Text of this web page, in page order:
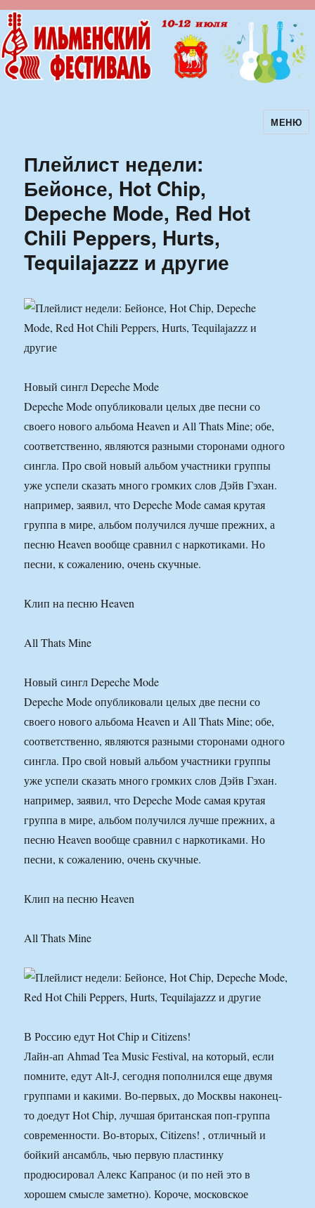
Ильменский фестиваль авторскойМЕНЮ
Плейлист недели:
Бейонсе, Hot Chip,
Depeche Mode, Red Hot
Chili Peppers, Hurts,
Tequilajazzz и другие
Новый сингл Depeche Mode
Depeche Mode опубликовали целых две песни со
своего нового альбома Heaven и All Thats Mine; обе,
соответственно, являются разными сторонами одного
сингла. Про свой новый альбом участники группы
уже успели сказать много громких слов Дэйв Гэхан.
например, заявил, что Depeche Mode самая крутая
группа в мире, альбом получился лучше прежних, а
песню Heaven вообще сравнил с наркотиками. Но
песни, к сожалению, очень скучные.
Клип на песню Heaven
All Thats Mine
Новый сингл Depeche Mode
Depeche Mode опубликовали целых две песни со
своего нового альбома Heaven и All Thats Mine; обе,
соответственно, являются разными сторонами одного
сингла. Про свой новый альбом участники группы
уже успели сказать много громких слов Дэйв Гэхан.
например, заявил, что Depeche Mode самая крутая
группа в мире, альбом получился лучше прежних, а
песню Heaven вообще сравнил с наркотиками. Но
песни, к сожалению, очень скучные.
Клип на песню Heaven
All Thats Mine
В Россию едут Hot Chip и Citizens!
Лайн-ап Ahmad Tea Music Festival, на который, если
помните, едут Alt-J, сегодня пополнился еще двумя
группами и какими. Во-первых, до Москвы наконец-
то доедут Hot Chip, лучшая британская поп-группа
современности. Во-вторых, Citizens! , отличный и
бойкий ансамбль, чью первую пластинку
продюсировал Алекс Капранос (и по ней это в
хорошем смысле заметно). Короче, московское